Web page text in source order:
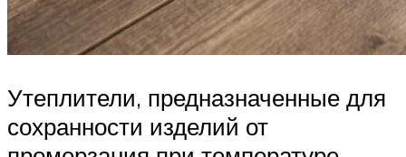
Утеплители, предназначенные для
сохранности изделий от